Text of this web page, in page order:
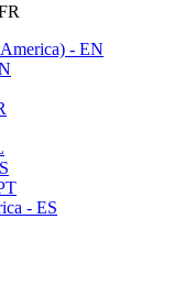
- EN
- ES